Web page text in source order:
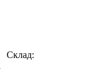
Склад: